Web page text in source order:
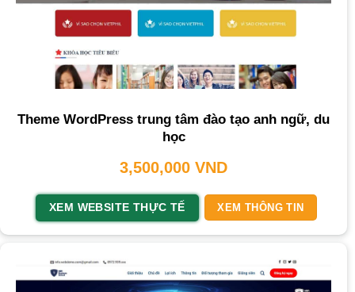
Theme WordPress trung tâm đào tạo anh ngữ, du
học
3,500,000 VND
XEM WEBSITE THỰC TẾ XEM THÔNG TIN